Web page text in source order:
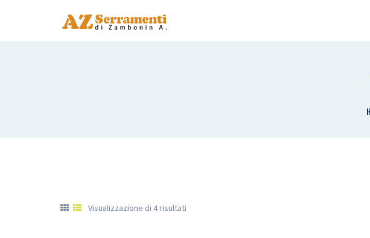
CHI
I
Visualizzazione di 4 risultati